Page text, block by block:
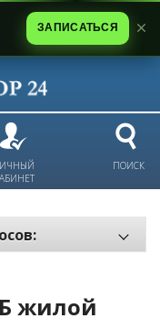
ПОИСК
жилой
ЗАПИСАТЬСЯ